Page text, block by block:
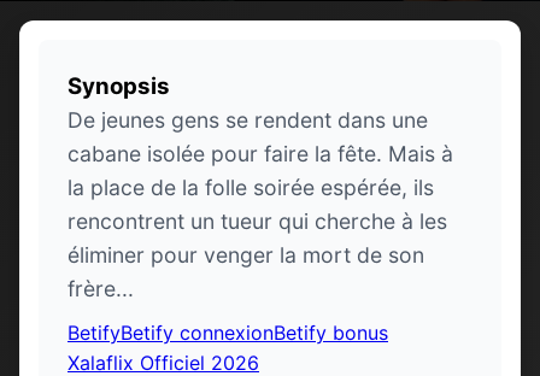
Synopsis
De jeunes gens se rendent dans une
cabane isolée pour faire la fête. Mais à
la place de la folle soirée espérée, ils
rencontrent un tueur qui cherche à les
éliminer pour venger la mort de son
frère...
BetifyBetify connexionBetify bonus
Xalaflix Officiel 2026